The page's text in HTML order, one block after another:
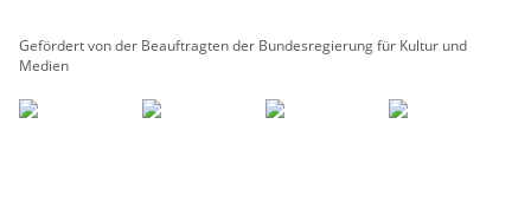
Gefördert von der Beauftragten der Bundesregierung für Kultur und
Medien